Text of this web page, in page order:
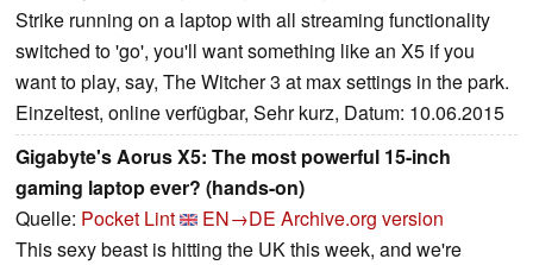
Strike running on a laptop with all streaming functionality
switched to 'go', you'll want something like an X5 if you
want to play, say, The Witcher 3 at max settings in the park.
Einzeltest, online verfügbar, Sehr kurz, Datum: 10.06.2015
Gigabyte's Aorus X5: The most powerful 15-inch
gaming laptop ever? (hands-on)
Quelle: Pocket Lint EN→DE Archive.org version
This sexy beast is hitting the UK this week, and we're